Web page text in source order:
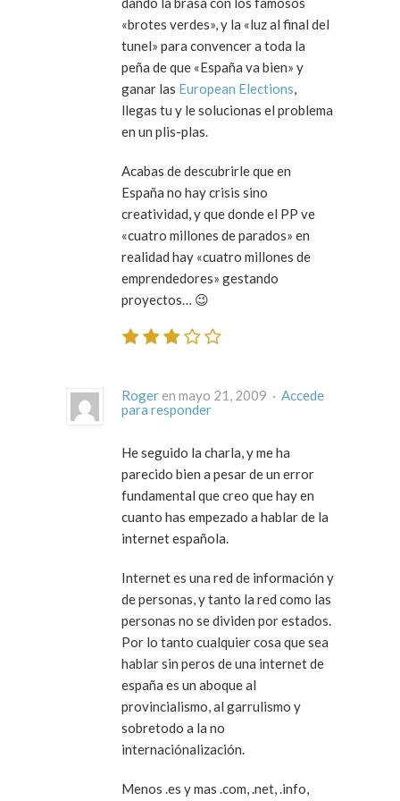
«brotes verdes», y la «luz al final del
tunel» para convencer a toda la
peña de que «España va bien» y
ganar las European Elections,
llegas tu y le solucionas el problema
en un plis-plas.
Acabas de descubrirle que en
España no hay crisis sino
creatividad, y que donde el PP ve
«cuatro millones deparados» en
realidad hay «cuatro millones de
emprendedores» gestando
proyectos… 😉
Roger en mayo 21, 2009 · Accede
para responder
He seguido la charla, y me ha
parecido bien a pesar de un error
fundamental que creo que hay en
cuanto has empezado a hablar de la
internet española.
Internet es una red de información y
de personas, y tanto la red como las
personas no se dividen por estados.
Por lo tanto cualquier cosa que sea
hablar sin peros de una internet de
españa es un aboque al
provincialismo, al garrulismo y
sobretodo a la no
internaciónalización.
Menos .es y mas .com, .net, .info,